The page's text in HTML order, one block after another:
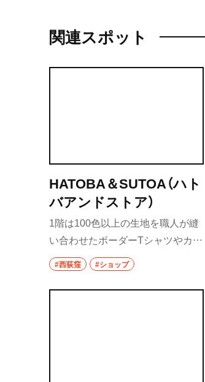
関連スポット
HATOBA＆SUTOA（ハト
バアンドストア）
1階は100色以上の生地を職人が縫
い合わせたボーダーTシャツやカー
ディガンがポップ＆キュートなフ
ァッションブランド『SUTOA』の
直営店、2階は年間約12本の作家の
#西荻窪 #ショップ